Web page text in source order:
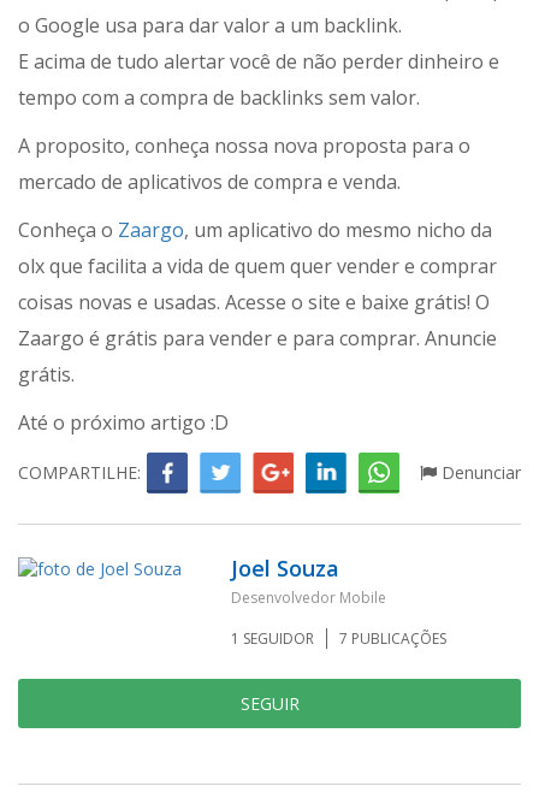
o Google usa para dar valor a um backlink.
E acima de tudo alertar você de não perder dinheiro e
tempo com a compra de backlinks sem valor.
A proposito, conheça nossa nova proposta para o
mercado de aplicativos de compra e venda.
Conheça o Zaargo, um aplicativo do mesmo nicho da
olx que facilita a vida de quem quer vender e comprar
coisas novas e usadas. Acesse o site e baixe grátis! O
Zaargo é grátis para vender e para comprar. Anuncie
grátis.
Até o próximo artigo :D
COMPARTILHE: Denunciar
Joel Souza
Desenvolvedor Mobile
1 SEGUIDOR 7 PUBLICAÇÕES
SEGUIR